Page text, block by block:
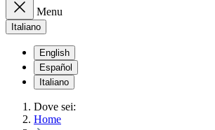
Menu
Italiano
English
Español
Italiano
Dove sei:
Home